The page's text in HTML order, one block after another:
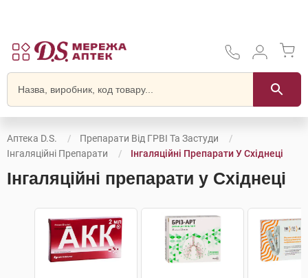
Аптека D.S.
Препарати Від ГРВІ Та Застуди
Інгаляційні Препарати
Інгаляційні Препарати У Східнеці
Інгаляційні препарати у Східнеці